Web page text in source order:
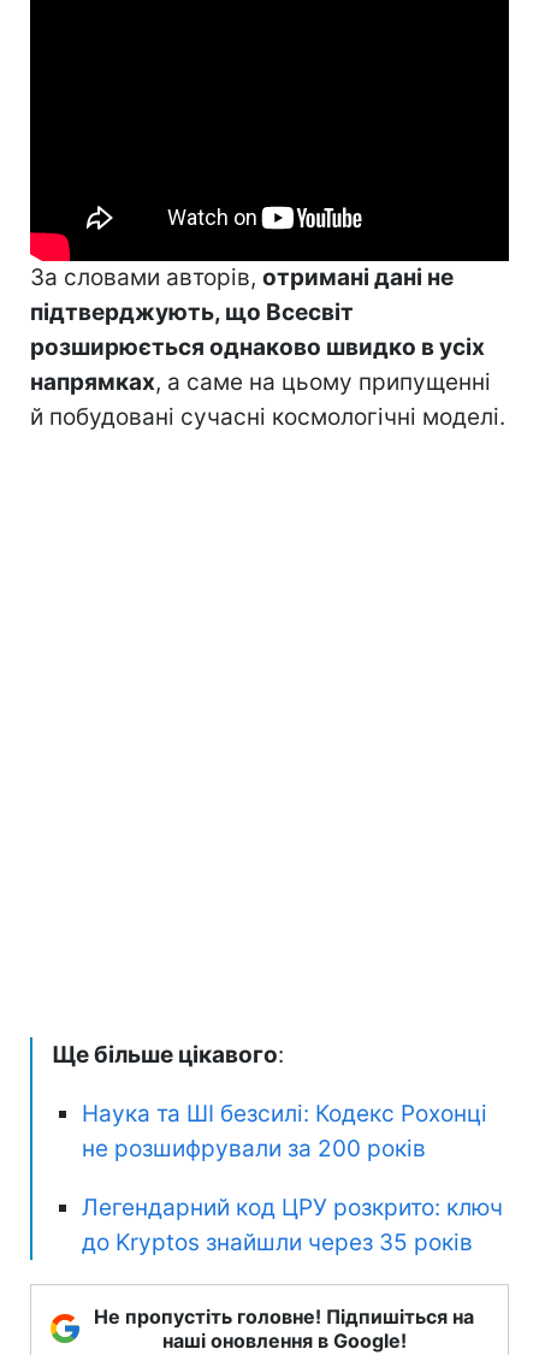
За словами авторів, отримані дані не
підтверджують, що Всесвіт
розширюється однаково швидко в усіх
напрямках, а саме на цьому припущенні
й побудовані сучасні космологічні моделі.
Ще більше цікавого:
Наука та ШІ безсилі: Кодекс Рохонці
не розшифрували за 200 років
Легендарний код ЦРУ розкрито: ключ
до Kryptos знайшли через 35 років
Не пропустіть головне! Підпишіться на
наші оновлення в Google!